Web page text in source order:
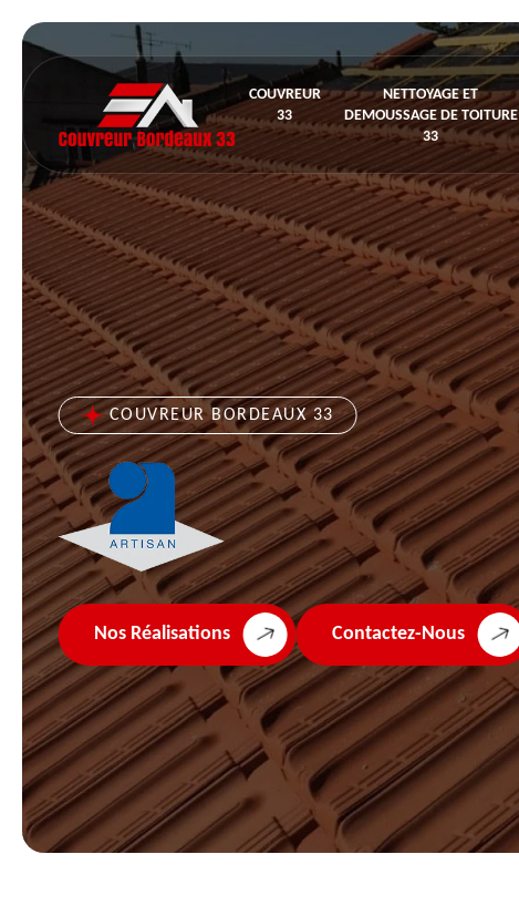
COUVREUR
33
NETTOYAGE ET
DEMOUSSAGE DE TOITURE
33
COUVREUR BORDEAUX 33
Nos Réalisations Contactez-Nous